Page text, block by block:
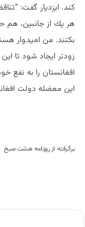
كند. ايزديار گفت:
هر يك از جانبين، هم
بكنند. من اميدوار
زودتر ايجاد شود تا
افغانستان را به نفع
اين معضله دولت
برگرفته از روزنامه هشت صبح